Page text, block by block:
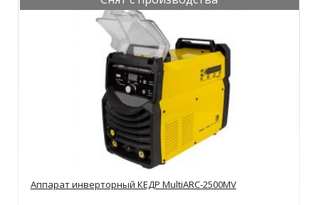
Аппарат инверторный КЕДР MultiARC-2500MV